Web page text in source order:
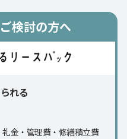
検討の方へ
れる
金・管理費・修繕積立費